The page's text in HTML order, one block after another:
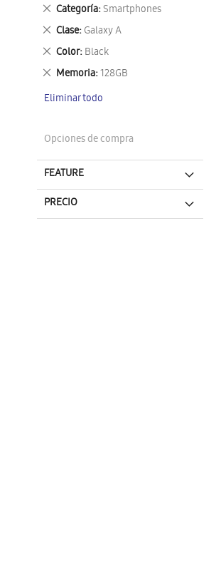
Categoría Smartphones
Eliminar
este
artículo
Clase Galaxy A
Eliminar
este
artículo
Color Black
Eliminar
este
artículo
Memoria 128GB
Eliminar
artículo
Eliminar todo
Opciones de compra
FEATURE
PRECIO